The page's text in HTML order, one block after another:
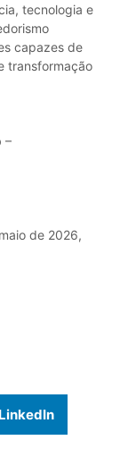
tecnologia e
capazes de
transformação
–
de 2026,
LinkedIn